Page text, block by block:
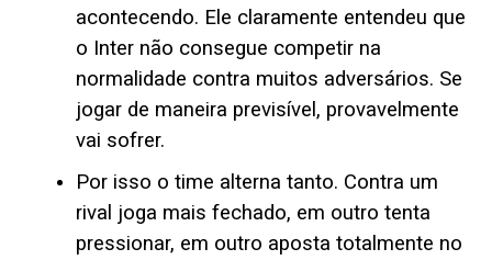
acontecendo. Ele claramente entendeu que
o Inter não consegue competir na
normalidade contra muitos adversários. Se
jogar de maneira previsível, provavelmente
vai sofrer.
Por isso o time alterna tanto. Contra um
rival joga mais fechado, em outro tenta
pressionar, em outro aposta totalmente no